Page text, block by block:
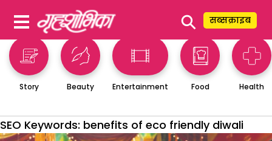
⚲ सब्सक्राइब
Story Beauty Entertainment Food Health
SEO Keywords: benefits of eco friendly diwali